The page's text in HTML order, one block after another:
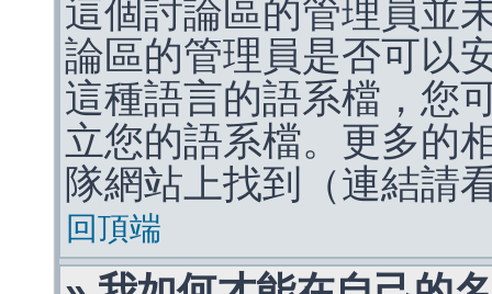
這個討論區的管理員並
論區的管理員是否可以
這種語言的語系檔，您
立您的語系檔。更多的
隊網站上找到（連結請
回頂端